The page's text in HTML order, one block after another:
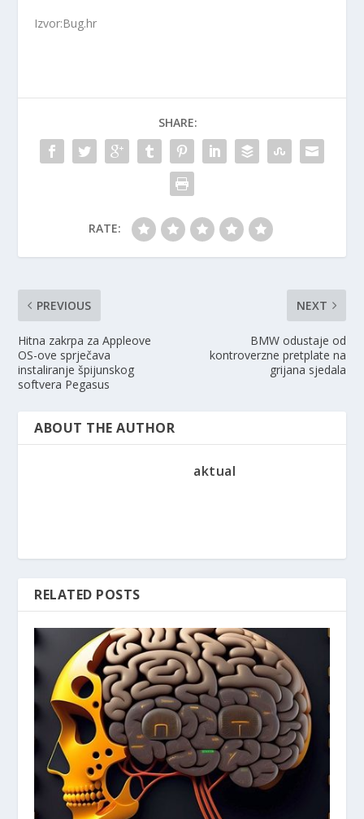
Izvor:Bug.hr
SHARE:
RATE:
PREVIOUS
Hitna zakrpa za Appleove
OS-ove sprječava
instaliranje špijunskog
softvera Pegasus
NEXT
BMW odustaje od
kontroverzne pretplate na
grijana sjedala
ABOUT THE AUTHOR
aktual
RELATED POSTS